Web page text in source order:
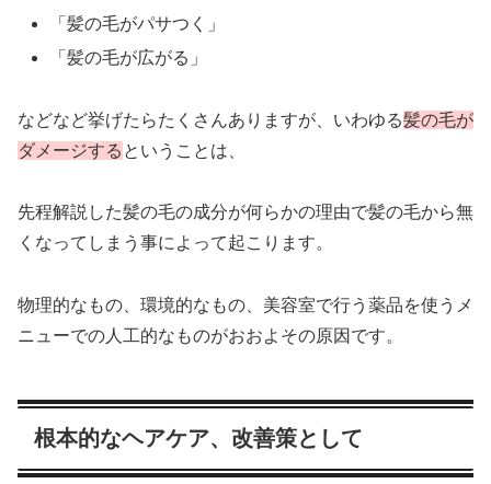
「髪の毛がパサつく」
「髪の毛が広がる」
などなど挙げたらたくさんありますが、いわゆる髪の毛が
ダメージする ということは、
先程解説した髪の毛の成分が何らかの理由で髪の毛から無
くなってしまう事によって起こります。
物理的なもの、環境的なもの、美容室で行う薬品を使うメ
ニューでの人工的なものがおおよその原因です。
根本的なヘアケア、改善策として